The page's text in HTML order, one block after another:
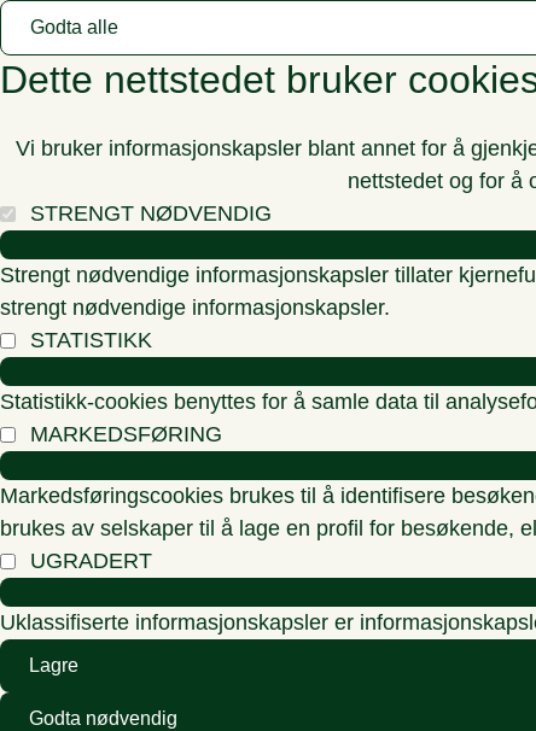
Godta alle
Dette nettstedet bruker
Vi bruker informasjonskapsler blant annet for å
nettstedet og for å
STRENGT NØDVENDIG
Strengt nødvendige informasjonskapsler tillater
strengt nødvendige informasjonskapsler.
STATISTIKK
Statistikk-cookies benyttes for å samle data til
MARKEDSFØRING
Markedsføringscookies brukes til å identifisere
brukes av selskaper til å lage en profil for besøkende,
UGRADERT
Uklassifiserte informasjonskapsler er
Lagre
Godta nødvendig